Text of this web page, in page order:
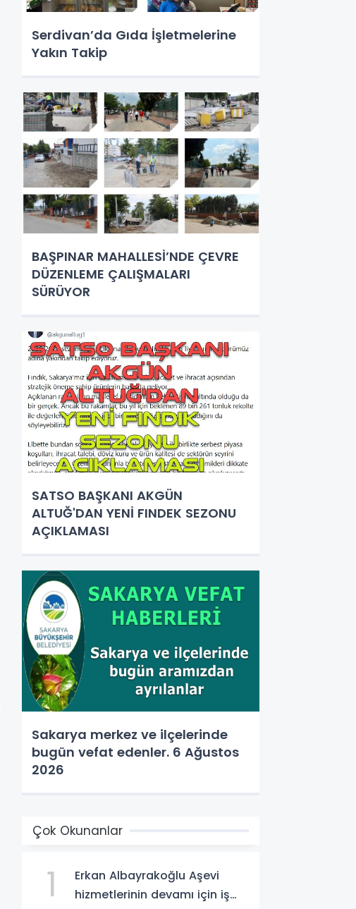
Serdivan’da Gıda İşletmelerine
Yakın Takip
BAŞPINAR MAHALLESİ’NDE ÇEVRE
DÜZENLEME ÇALIŞMALARI
SÜRÜYOR
SATSO BAŞKANI AKGÜN
ALTUĞ'DAN YENİ FINDEK SEZONU
AÇIKLAMASI
Sakarya merkez ve ilçelerinde
bugün vefat edenler. 6 Ağustos
2026
Çok Okunanlar
1
Erkan Albayrakoğlu Aşevi
hizmetlerinin devamı için iş